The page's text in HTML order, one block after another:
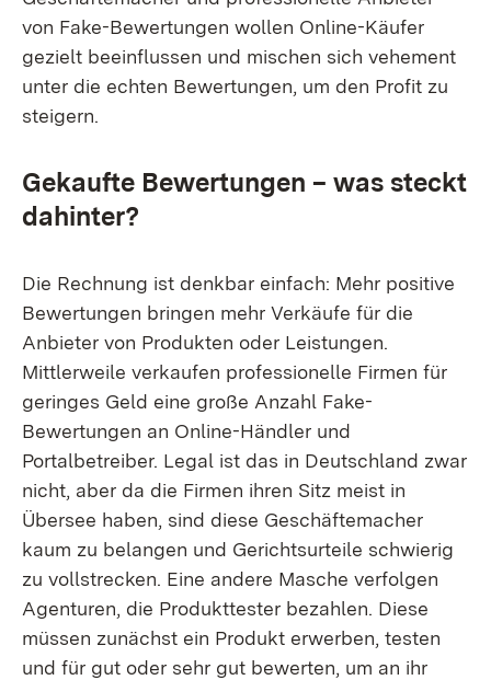
von Fake-Bewertungen wollen Online-Käufer
gezielt beeinflussen und mischen sich vehement
unter die echten Bewertungen, um den Profit zu
steigern.
Gekaufte Bewertungen – was steckt
dahinter?
Die Rechnung ist denkbar einfach: Mehr positive
Bewertungen bringen mehr Verkäufe für die
Anbieter von Produkten oder Leistungen.
Mittlerweile verkaufen professionelle Firmen für
geringes Geld eine große Anzahl Fake-
Bewertungen an Online-Händler und
Portalbetreiber. Legal ist das in Deutschland zwar
nicht, aber da die Firmen ihren Sitz meist in
Übersee haben, sind diese Geschäftemacher
kaum zu belangen und Gerichtsurteile schwierig
zu vollstrecken. Eine andere Masche verfolgen
Agenturen, die Produkttester bezahlen. Diese
müssen zunächst ein Produkt erwerben, testen
und für gut oder sehr gut bewerten, um an ihr